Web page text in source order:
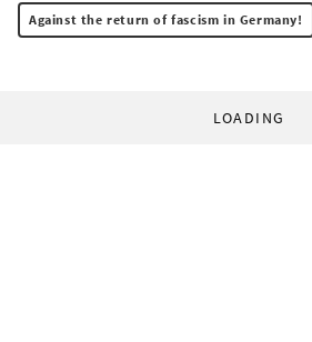
Against the return of fascism in Germany!
LOADING